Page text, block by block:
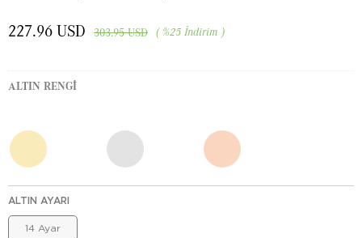
%25 İndirim
303.95 USD
227.96 USD
ALTIN RENGI
ALTIN AYARI
14 Ayar